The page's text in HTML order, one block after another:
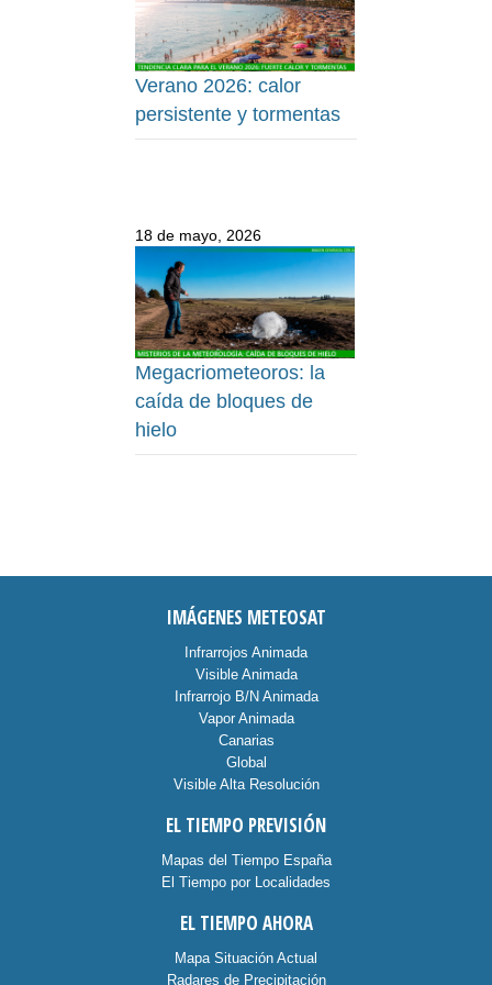
Verano 2026: calor
persistente y tormentas
18 de mayo, 2026
Megacriometeoros: la
caída de bloques de
hielo
IMÁGENES METEOSAT
Infrarrojos Animada
Visible Animada
Infrarrojo B/N Animada
Vapor Animada
Canarias
Global
Visible Alta Resolución
EL TIEMPO PREVISIÓN
Mapas del Tiempo España
El Tiempo por Localidades
EL TIEMPO AHORA
Mapa Situación Actual
Radares de Precipitación